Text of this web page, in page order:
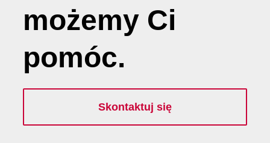
możemy Ci
pomóc.
Skontaktuj się